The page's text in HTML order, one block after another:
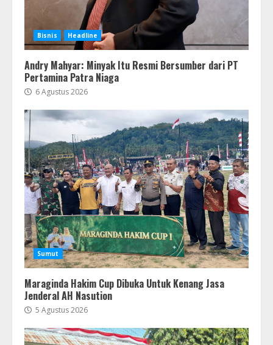
Bisnis Headline
Andry Mahyar: Minyak Itu Resmi Bersumber dari PT
Pertamina Patra Niaga
6 Agustus 2026
Sumut
Maraginda Hakim Cup Dibuka Untuk Kenang Jasa
Jenderal AH Nasution
5 Agustus 2026